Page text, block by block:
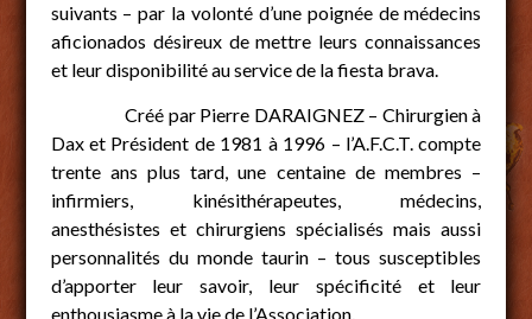
suivants – par la volonté d’une poignée de médecins
aficionados désireux de mettre leurs connaissances
et leur disponibilité au service de la fiesta brava.
Créé par Pierre DARAIGNEZ – Chirurgien à
Dax et Président de 1981 à 1996 – l’A.F.C.T. compte
trente ans plus tard, une centaine de membres –
infirmiers, kinésithérapeutes, médecins,
anesthésistes et chirurgiens spécialisés mais aussi
personnalités du monde taurin – tous susceptibles
d’apporter leur savoir, leur spécificité et leur
enthousiasme à la vie de l’Association.